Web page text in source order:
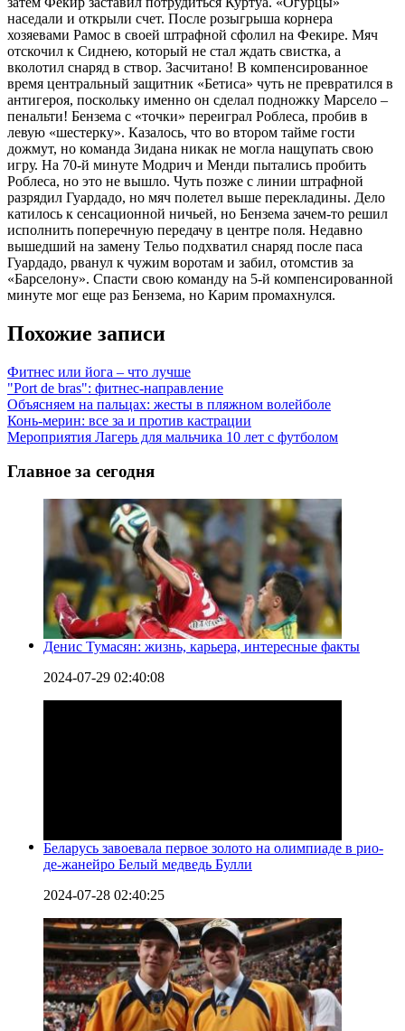
наседали и открыли счет. После розыгрыша корнера
хозяевами Рамос в своей штрафной сфолил на Фекире. Мяч
отскочил к Сиднею, который не стал ждать свистка, а
вколотил снаряд в створ. Засчитано! В компенсированное
время центральный защитник «Бетиса» чуть не превратился в
антигероя, поскольку именно он сделал подножку Марсело –
пенальти! Бензема с «точки» переиграл Роблеса, пробив в
левую «шестерку». Казалось, что во втором тайме гости
дожмут, но команда Зидана никак не могла нащупать свою
игру. На 70-й минуте Модрич и Менди пытались пробить
Роблеса, но это не вышло. Чуть позже с линии штрафной
разрядил Гуардадо, но мяч полетел выше перекладины. Дело
катилось к сенсационной ничьей, но Бензема зачем-то решил
исполнить поперечную передачу в центре поля. Недавно
вышедший на замену Тельо подхватил снаряд после паса
Гуардадо, рванул к чужим воротам и забил, отомстив за
«Барселону». Спасти свою команду на 5-й компенсированной
минуте мог еще раз Бензема, но Карим промахнулся.
Похожие записи
Фитнес или йога – что лучше
"Port de bras": фитнес-направление
Объясняем на пальцах: жесты в пляжном волейболе
Конь-мерин: все за и против кастрации
Мероприятия Лагерь для мальчика 10 лет с футболом
Главное за сегодня
Денис Тумасян: жизнь, карьера, интересные факты
2024-07-29 02:40:08
Беларусь завоевала первое золото на олимпиаде в рио-
де-жанейро Белый медведь Булли
2024-07-28 02:40:25